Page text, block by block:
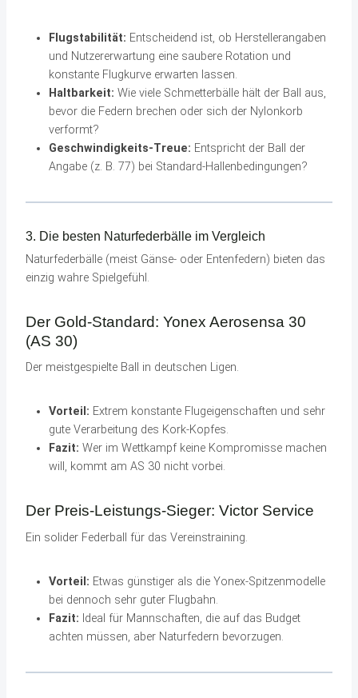
Flugstabilität: Entscheidend ist, ob Herstellerangaben
und Nutzererwartung eine saubere Rotation und
konstante Flugkurve erwarten lassen.
Haltbarkeit: Wie viele Schmetterbälle hält der Ball aus,
bevor die Federn brechen oder sich der Nylonkorb
verformt?
Geschwindigkeits-Treue: Entspricht der Ball der
Angabe (z. B. 77) bei Standard-Hallenbedingungen?
3. Die besten Naturfederbälle im Vergleich
Naturfederbälle (meist Gänse- oder Entenfedern) bieten das
einzig wahre Spielgefühl.
Der Gold-Standard: Yonex Aerosensa 30
(AS 30)
Der meistgespielte Ball in deutschen Ligen.
Vorteil: Extrem konstante Flugeigenschaften und sehr
gute Verarbeitung des Kork-Kopfes.
Fazit: Wer im Wettkampf keine Kompromisse machen
will, kommt am AS 30 nicht vorbei.
Der Preis-Leistungs-Sieger: Victor Service
Ein solider Federball für das Vereinstraining.
Vorteil: Etwas günstiger als die Yonex-Spitzenmodelle
bei dennoch sehr guter Flugbahn.
Fazit: Ideal für Mannschaften, die auf das Budget
achten müssen, aber Naturfedern bevorzugen.